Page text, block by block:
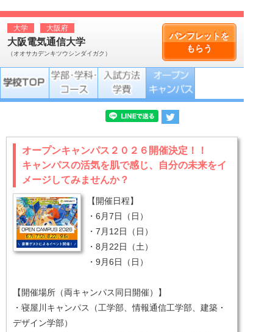
パンフレットを
もらう
大学 大阪府
大阪電気通信大学
（オオサカデンキツウシンダイガク）
オープンキャンパス２０２６開催決定！！
キャンパスの活気を肌で感じ、自分の未来をイ
メージしてみませんか？
【開催日程】
・6月7日（日）
・7月12日（日）
・8月22日（土）
・9月6日（日）
【開催場所（両キャンパス同日開催）】
・寝屋川キャンパス（工学部、情報通信工学部、建築・
デザイン学部）